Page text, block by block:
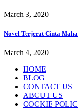
March 3, 2020
Novel Terjerat Cinta
March 4, 2020
HOME
BLOG
CONTACT US
ABOUT US
COOKIE